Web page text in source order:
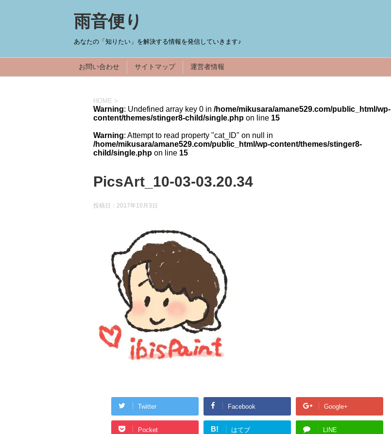
雨音便り
あなたの「知りたい」を解決する情報を発信していきます♪
お問い合わせ サイトマップ 運営者情報
HOME >
Warning: Undefined array key 0 in /home/mikusara/amane529.com/public_html/wp-
content/themes/stinger8-child/single.php on line 15
Warning: Attempt to read property "cat_ID" on null in
/home/mikusara/amane529.com/public_html/wp-content/themes/stinger8-
child/single.php on line 15
PicsArt_10-03-03.20.34
投稿日： 2017年10月3日
Twitter Facebook Google+
Pocket B! はてブ LINE